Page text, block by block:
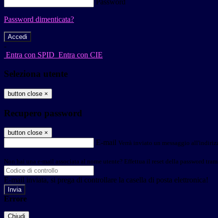
Password
Password dimenticata?
-
Entra con SPID Entra con CIE
Seleziona utente
button close ×
Recupero password
button close ×
E-mail Verrà inviato un messaggio
Non hai una e-mail associata al nome utente? Effettua il reset della password
E-mail inviata, si prega di controllare la casella di posta elettronica!
Errore
Chiudi